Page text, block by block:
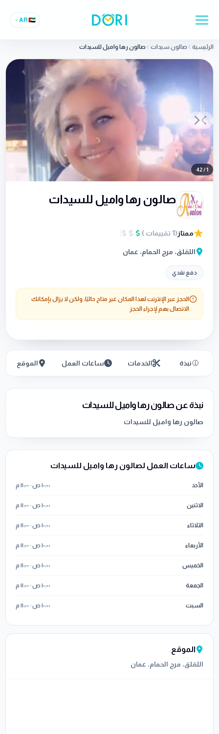
🇦🇪
AR
الرئيسية صالون سيدات صالون رها واميل للسيدات
Previous slide
Next slide
1
/
42
صالون رها واميل للسيدات
ممتاز (
1 تقييمات)
اللقلق، مرج الحمام، عمان
دفع نقدي
الحجز عبر الإنترنت لهذا المكان غير متاح حاليًا، ولكن لا يزال بإمكانك
الاتصال بهم لإجراء الحجز
نبذة الخدمات ساعات العمل الموقع
نبذة عن صالون رها واميل للسيدات
صالون رها واميل للسيدات
ساعات العمل لصالون رها واميل للسيدات
الأحد ١٠:٠٠ ص –١١:٠٠ م
الاثنين ١٠:٠٠ ص –١١:٠٠ م
الثلاثاء ١٠:٠٠ ص –١١:٠٠ م
الأربعاء ١٠:٠٠ ص –١١:٠٠ م
الخميس ١٠:٠٠ ص –١١:٠٠ م
الجمعة ١٠:٠٠ ص –١١:٠٠ م
السبت ١٠:٠٠ ص –١١:٠٠ م
الموقع
اللقلق، مرج الحمام، عمان